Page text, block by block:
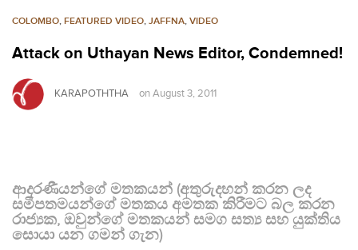
COLOMBO, FEATURED VIDEO, JAFFNA, VIDEO
Attack on Uthayan News Editor, Condemned!
KARAPOTHTHA on August 3, 2011
ආදරණීයන්ගේ මතකයන් (අතුරුදහන් කරන ලද
සමීපතමයන්ගේ මතකය අමතක කිරීමට බල කරන
රාජ්‍යක, ඔවුන්ගේ මතකයන් සමග සත්‍ය සහ යුක්තිය
සොයා යන ගමන් ගැන)